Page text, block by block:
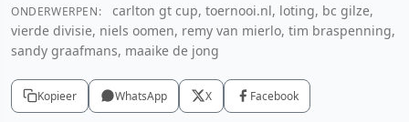
ONDERWERPEN:
carlton gt cup, toernooi.nl, loting, bc gilze,
vierde divisie, niels oomen, remy van mierlo, tim braspenning,
sandy graafmans, maaike de jong
Kopieer WhatsApp X Facebook